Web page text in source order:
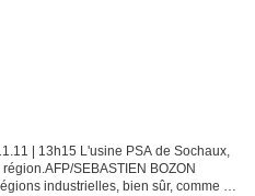
| 13h15 L'usine PSA de Sochaux,
SEBASTIEN BOZON
industrielles, bien sûr, comme la